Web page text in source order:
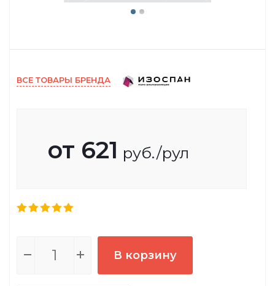
ВСЕ ТОВАРЫ БРЕНДА
от 621 руб./рул
В корзину